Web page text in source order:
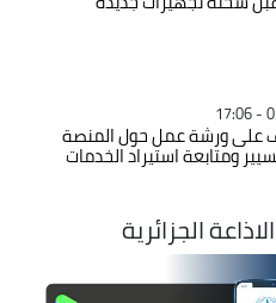
على ورشة عمل حول المنصة
ومتابعة استيراد الخدمات
الجزائرية